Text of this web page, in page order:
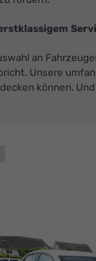
an
Unsere
können. Und